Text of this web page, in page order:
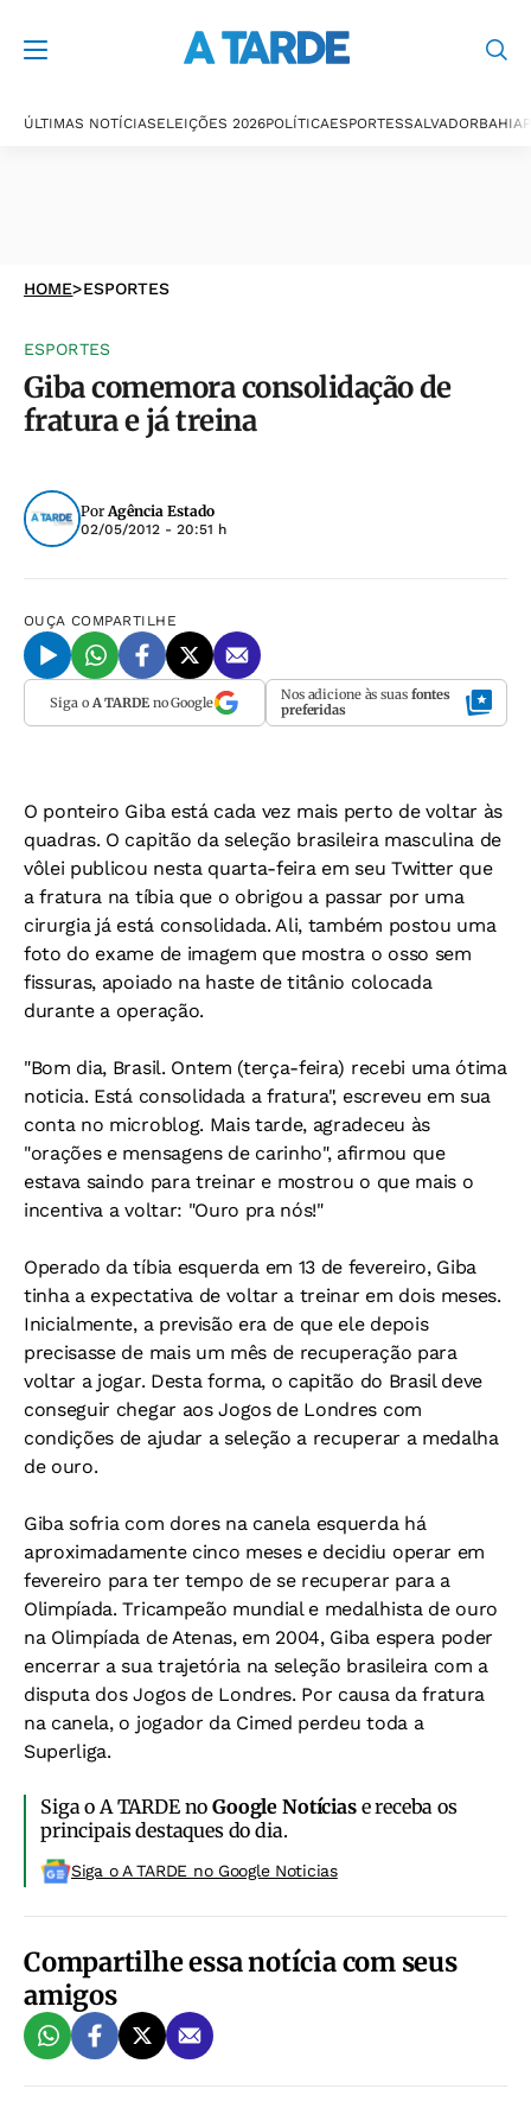
ÚLTIMAS NOTÍCIASELEIÇÕES 2026POLÍTICAESPORTESSALVADORBAHIA
HOME>ESPORTES
ESPORTES
Giba comemora consolidação de
fratura e já treina
PorAgência Estado
02/05/2012 - 20:51 h
OUÇA COMPARTILHE
Siga o A TARDEno Google Nos adicione às suas fontes
preferidas
O ponteiro Giba está cada vez mais perto de voltar às
quadras. O capitão da seleção brasileira masculina de
vôlei publicou nesta quarta-feira em seu Twitter que
a fratura na tíbia que o obrigou a passar por uma
cirurgia já está consolidada. Ali, também postou uma
foto do exame de imagem que mostra o osso sem
fissuras, apoiado na haste de titânio colocada
durante a operação.
"Bom dia, Brasil. Ontem (terça-feira) recebi uma ótima
noticia. Está consolidada a fratura", escreveu em sua
conta no microblog. Mais tarde, agradeceu às
"orações e mensagens de carinho", afirmou que
estava saindo para treinar e mostrou o que mais o
incentiva a voltar: "Ouro pra nós!"
Operado da tíbia esquerda em 13 de fevereiro, Giba
tinha a expectativa de voltar a treinar em dois meses.
Inicialmente, a previsão era de que ele depois
precisasse de mais um mês de recuperação para
voltar a jogar. Desta forma, o capitão do Brasil deve
conseguir chegar aos Jogos de Londres com
condições de ajudar a seleção a recuperar a medalha
de ouro.
Giba sofria com dores na canela esquerda há
aproximadamente cinco meses e decidiu operar em
fevereiro para ter tempo de se recuperar para a
Olimpíada. Tricampeão mundial e medalhista de ouro
na Olimpíada de Atenas, em 2004, Giba espera poder
encerrar a sua trajetória na seleção brasileira com a
disputa dos Jogos de Londres. Por causa da fratura
na canela, o jogador da Cimed perdeu toda a
Superliga.
Siga o A TARDE noGoogle Notíciase receba os
principais destaques do dia.
Siga o A TARDE no Google Noticias
Compartilhe essa notícia com seus
amigos